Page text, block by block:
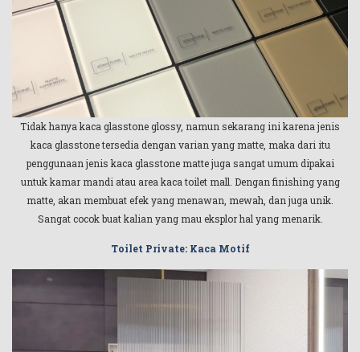
Tidak hanya kaca glasstone glossy, namun sekarang ini karena jenis
kaca glasstone tersedia dengan varian yang matte, maka dari itu
penggunaan jenis kaca glasstone matte juga sangat umum dipakai
untuk kamar mandi atau area kaca toilet mall. Dengan finishing yang
matte, akan membuat efek yang menawan, mewah, dan juga unik.
Sangat cocok buat kalian yang mau eksplor hal yang menarik.
Toilet Private: Kaca Motif